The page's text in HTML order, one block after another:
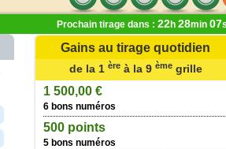
Prochain tirage dans : 22h 28min 07
Gains au tirage quotidien
de la 1 èreà la 9 èmegrille
1 500,00 €
6 bons numéros
500 points
5 bons numéros